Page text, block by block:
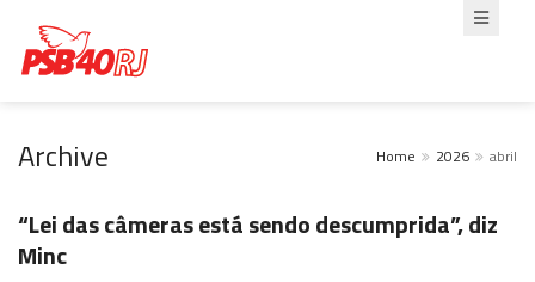
Archive Home 2026 abril
“Lei das câmeras está sendo descumprida”, diz
Minc